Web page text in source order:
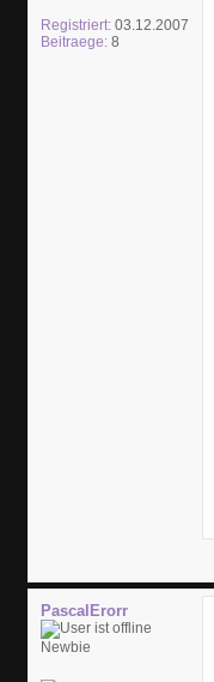
Registriert: 03.12.2007
Beitraege: 8
PascalErorr
Newbie